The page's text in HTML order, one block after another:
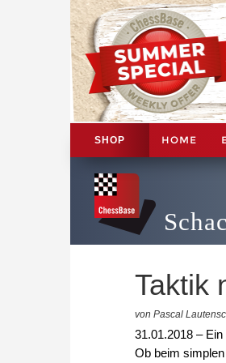
SHOP HOME
Taktik
von Pascal
31.01.2018 –
Ob beim